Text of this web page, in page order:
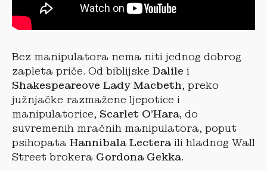
Bez manipulatora nema niti jednog dobrog
zapleta priče. Od biblijske Dalile i
Shakespeareove Lady Macbeth, preko
južnjačke razmažene ljepotice i
manipulatorice, Scarlet O’Hara, do
suvremenih mračnih manipulatora, poput
psihopata Hannibala Lectera ili hladnog Wall
Street brokera Gordona Gekka.